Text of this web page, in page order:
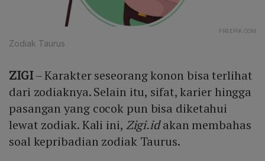
FREEPIK.COM
Zodiak Taurus
ZIGI– Karakter seseorang konon bisa terlihat
dari zodiaknya. Selain itu, sifat, karier hingga
pasangan yang cocok pun bisa diketahui
lewat zodiak. Kali ini, Zigi.idakan membahas
soal kepribadian zodiak Taurus.